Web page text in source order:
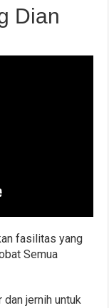
Dian
fasilitas yang
Semua
dan jernih untuk